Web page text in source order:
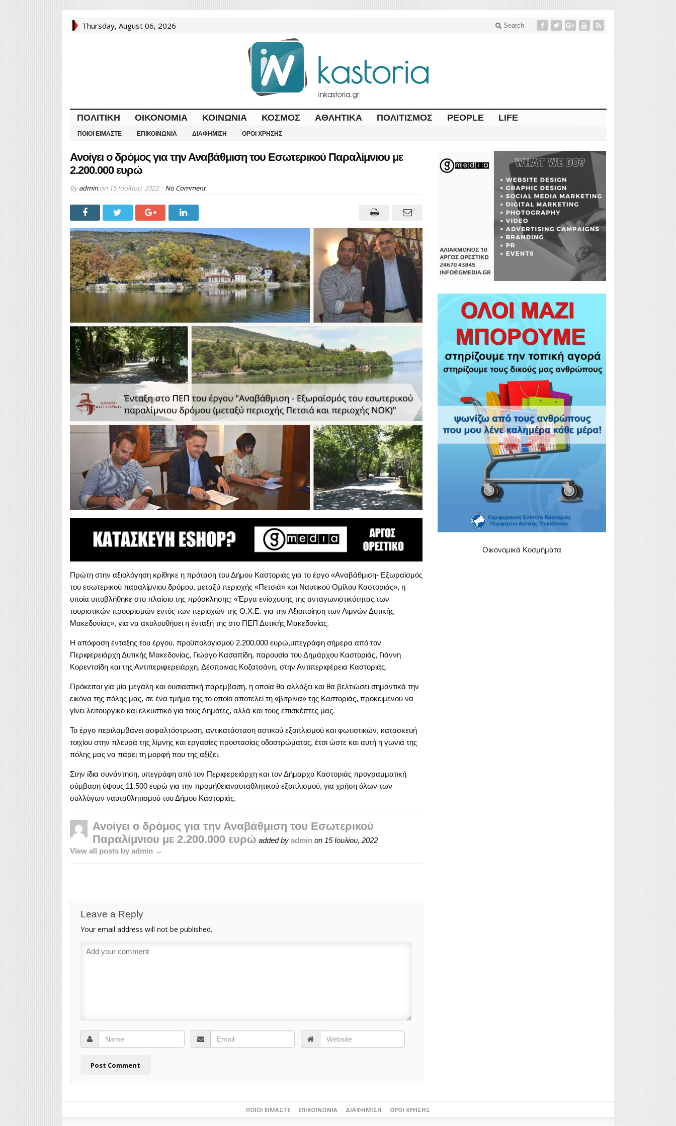
Thursday, August 06, 2026 Search
ΠΟΛΙΤΙΚΉ ΟΙΚΟΝΟΜΊΑ ΚΟΙΝΩΝΊΑ ΚΌΣΜΟΣ ΑΘΛΗΤΙΚΆ ΠΟΛΙΤΙΣΜΌΣ PEOPLE LIFE
ΠΟΙΟΙ ΕΊΜΑΣΤΕ ΕΠΙΚΟΙΝΩΝΊΑ ΔΙΑΦΉΜΙΣΗ ΌΡΟΙ ΧΡΉΣΗΣ
Ανοίγει ο δρόμος για την Αναβάθμιση του Εσωτερικού Παραλίμνιου με
2.200.000 ευρώ
Byadminon 15 Ιουλίου, 2022 No Comment
Πρώτη στην αξιολόγηση κρίθηκε η πρόταση του Δήμου Καστοριάς για το έργο «Αναβάθμιση- Εξωραϊσμός
του εσωτερικού παραλίμνιου δρόμου, μεταξύ περιοχής «Πετσιά» και Ναυτικού Ομίλου Καστοριάς», η
οποία υποβλήθηκε στο πλαίσιο της πρόσκλησης: «Έργα ενίσχυσης της ανταγωνιστικότητας των
τουριστικών προορισμών εντός των περιοχών της Ο.Χ.Ε. για την Αξιοποίηση των Λιμνών Δυτικής
Μακεδονίας», για να ακολουθήσει η ένταξή της στο ΠΕΠ Δυτικής Μακεδονίας.
Η απόφαση ένταξης του έργου, προϋπολογισμού 2.200.000 ευρώ,υπεγράφη σήμερα από τον
Περιφερειάρχη Δυτικής Μακεδονίας, Γιώργο Κασαπίδη, παρουσία του Δημάρχου Καστοριάς, Γιάννη
Κορεντσίδη και της Αντιπεριφερειάρχη, Δέσποινας Κοζατσάνη, στην Αντιπεριφέρεια Καστοριάς.
Πρόκειται για μία μεγάλη και ουσιαστική παρέμβαση, η οποία θα αλλάξει και θα βελτιώσει σημαντικά την
εικόνα της πόλης μας, σε ένα τμήμα της το οποίο αποτελεί τη «βιτρίνα» της Καστοριάς, προκειμένου να
γίνει λειτουργικό και ελκυστικό για τους Δημότες, αλλά και τους επισκέπτες μας.
Το έργο περιλαμβάνει ασφαλτόστρωση, αντικατάσταση αστικού εξοπλισμού και φωτιστικών, κατασκευή
τοιχίου στην πλευρά της λίμνης και εργασίες προστασίας οδοστρώματος, έτσι ώστε και αυτή η γωνιά της
πόλης μας να πάρει τη μορφή που της αξίζει.
Στην ίδια συνάντηση, υπεγράφη από τον Περιφερειάρχη και τον Δήμαρχο Καστοριάς προγραμματική
σύμβαση ύψους 11.500 ευρώ για την προμήθειαναυταθλητικού εξοπλισμού, για χρήση όλων των
συλλόγων ναυταθλητισμού του Δήμου Καστοριάς.
Ανοίγει ο δρόμος για την Αναβάθμιση του Εσωτερικού
Παραλίμνιου με 2.200.000 ευρώ added by adminon 15 Ιουλίου, 2022
View all posts by admin →
Leave a Reply
Your email address will not be published.
Οικονομικά Κοσμήματα
ΠΟΙΟΙ ΕΊΜΑΣΤΕ ΕΠΙΚΟΙΝΩΝΊΑ ΔΙΑΦΉΜΙΣΗ ΌΡΟΙ ΧΡΉΣΗΣ